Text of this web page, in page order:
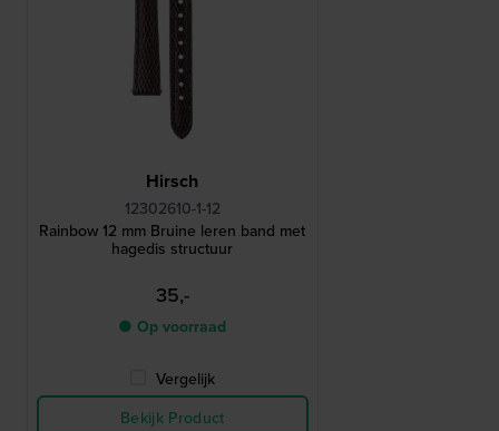
Hirsch
12302610-1-12
Rainbow 12 mm Bruine leren band met
hagedis structuur
35,-
● Op voorraad
Vergelijk
Bekijk Product